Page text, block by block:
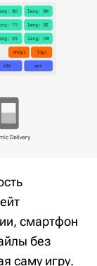
смартфон
без
саму игру.